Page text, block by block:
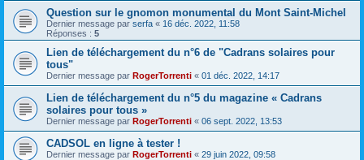
Question sur le gnomon monumental du Mont Saint-Michel
Dernier message par serfa « 16 déc. 2022, 11:58
Réponses : 5
Lien de téléchargement du n°6 de "Cadrans solaires pour
tous"
Dernier message par RogerTorrenti « 01 déc. 2022, 14:17
Lien de téléchargement du n°5 du magazine « Cadrans
solaires pour tous »
Dernier message par RogerTorrenti « 06 sept. 2022, 13:53
CADSOL en ligne à tester !
Dernier message par RogerTorrenti « 29 juin 2022, 09:58